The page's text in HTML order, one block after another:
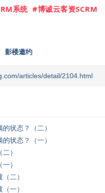
系统 #博诚云客资SCRM
影楼邀约
articles/detail/2104.html
状态？（二）
状态？（一）
）
）
二）
一）